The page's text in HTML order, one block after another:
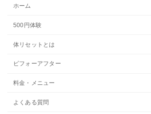
ホーム
500円体験
体リセットとは
ビフォーアフター
料金・メニュー
よくある質問